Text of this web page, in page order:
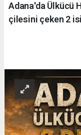
Adana'da Ülkücü
çilesini çeken 2